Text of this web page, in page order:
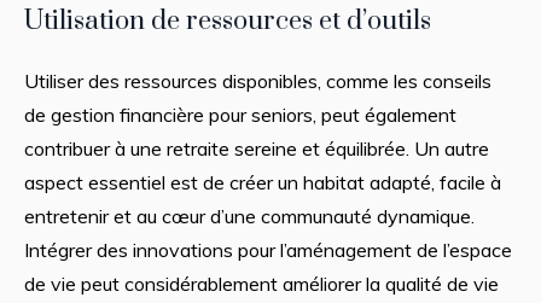
Utilisation de ressources et d’outils
Utiliser des ressources disponibles, comme les conseils
de gestion financière pour seniors, peut également
contribuer à une retraite sereine et équilibrée. Un autre
aspect essentiel est de créer un habitat adapté, facile à
entretenir et au cœur d’une communauté dynamique.
Intégrer des innovations pour l’aménagement de l’espace
de vie peut considérablement améliorer la qualité de vie